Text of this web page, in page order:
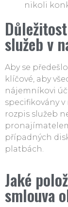
nikoli
služeb v
Aby se
klíčové, aby
nájemníkovi
specifikovány
rozpis služeb
případných
platbách.
Jaké
smlouva